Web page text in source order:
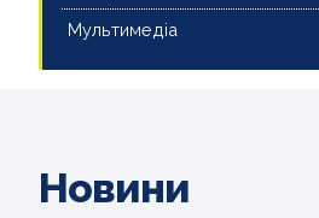
Мультимедіа
Новини